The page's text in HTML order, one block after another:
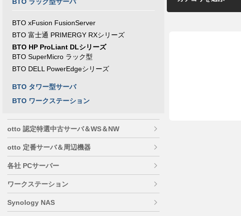
BTO xFusion FusionServer
BTO 富士通 PRIMERGY RXシリーズ
BTO HP ProLiant DLシリーズ
BTO SuperMicro ラック型
BTO DELL PowerEdgeシリーズ
BTO タワー型サーバ
BTO ワークステーション
otto 認定特選中古サーバ＆WS＆NW
otto 定番サーバ＆周辺機器
各社 PCサーバー
ワークステーション
Synology NAS